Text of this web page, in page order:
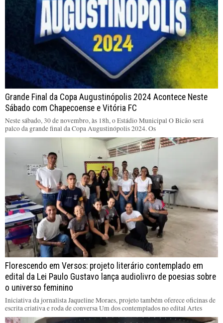
Grande Final da Copa Augustinópolis 2024 Acontece Neste
Sábado com Chapecoense e Vitória FC
Neste sábado, 30 de novembro, às 18h, o Estádio Municipal O Bicão será
palco da grande final da Copa Augustinópolis 2024. Os
Florescendo em Versos: projeto literário contemplado em
edital da Lei Paulo Gustavo lança audiolivro de poesias sobre
o universo feminino
Iniciativa da jornalista Jaqueline Moraes, projeto também oferece oficinas de
escrita criativa e roda de conversa Um dos contemplados no edital Artes